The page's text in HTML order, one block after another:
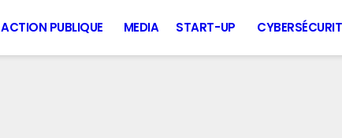
ACTION PUBLIQUE MEDIA START-UP